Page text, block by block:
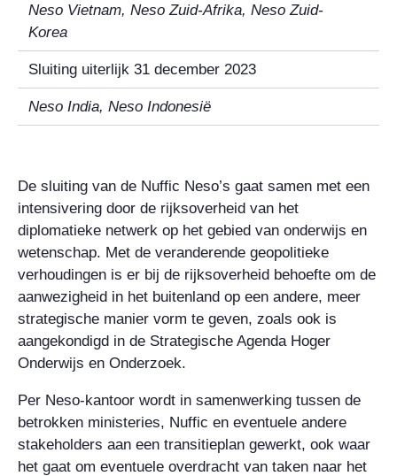
Neso Vietnam, Neso Zuid-Afrika, Neso Zuid-
Korea
Sluiting uiterlijk 31 december 2023
Neso India, Neso Indonesië
De sluiting van de Nuffic Neso’s gaat samen met een
intensivering door de rijksoverheid van het
diplomatieke netwerk op het gebied van onderwijs en
wetenschap. Met de veranderende geopolitieke
verhoudingen is er bij de rijksoverheid behoefte om de
aanwezigheid in het buitenland op een andere, meer
strategische manier vorm te geven, zoals ook is
aangekondigd in de Strategische Agenda Hoger
Onderwijs en Onderzoek.
Per Neso-kantoor wordt in samenwerking tussen de
betrokken ministeries, Nuffic en eventuele andere
stakeholders aan een transitieplan gewerkt, ook waar
het gaat om eventuele overdracht van taken naar het